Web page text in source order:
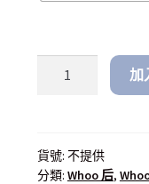
加
貨號: 不提供
分類: Whoo 后,